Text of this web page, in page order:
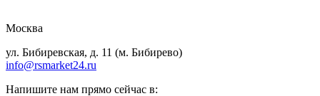
Москва
ул. Бибиревская, д. 11 (м. Бибирево)
info@rsmarket24.ru
Напишите нам прямо сейчас в: